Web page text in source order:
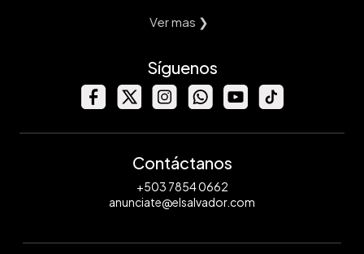
Ver mas ❯
Síguenos
Contáctanos
+503 7854 0662
anunciate@elsalvador.com